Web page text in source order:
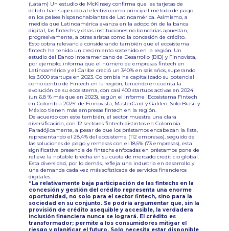
(Latam) Un estudio de McKinsey confirma que las tarjetas de
débito han superado al efectivo como principal método de pago
en los países hispanohablantes de Latinoamérica. Asimismo, a
medida que Latinoamérica avanza en la adopción de la banca
digital, las fintechs y otras instituciones no bancarias apuestan,
progresivamente, a otras aristas como la concesión de crédito.
Esto cobra relevancia considerando también que el ecosistema
fintech ha tenido un crecimiento sostenido en la región. Un
estudio del Banco Interamericano de Desarrollo (BID) y Finnovista,
por ejemplo, informa que el número de empresas fintech en
Latinoamérica y el Caribe creció un 340% en seis años, superando
los 3.000 startups en 2023. Colombia ha capitalizado su potencial
como centro de Fintech en la región, teniendo en cuenta la
evolución de su ecosistema, con casi 400 startups activas en 2024
(un 6,8 % más que en 2023), según el informe 'Ecosistema Fintech
en Colombia 2025' de Finnovista, MasterCard y Galileo. Solo Brasil y
México tienen más empresas fintech en la región.
De acuerdo con este también, el sector muestra una clara
diversificación, con 12 sectores fintech distintos en Colombia.
Paradójicamente, a pesar de que los préstamos encabezan la lista,
representando el 28,4% del ecosistema (112 empresas), seguido de
las soluciones de pago y remesas con el 18,5% (73 empresas), esta
significativa presencia de fintechs enfocadas en préstamos pone de
relieve la notable brecha en su cuota de mercado crediticio global.
Esta diversidad, por lo demás, refleja una industria en desarrollo y
una demanda cada vez más sofisticada de servicios financieros
digitales.
“La relativamente baja participación de las fintechs en la
concesión y gestión del crédito representa una enorme
oportunidad, no solo para el sector fintech, sino para la
sociedad en su conjunto. Se podría argumentar que, sin la
provisión de crédito asequible y accesible, la verdadera
inclusión financiera nunca se logrará. El crédito es
transformador; permite a los consumidores mitigar el